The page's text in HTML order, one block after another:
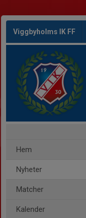
Viggbyholms IK FF
Hem
Nyheter
Matcher
Kalender